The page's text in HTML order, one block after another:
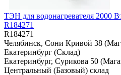
ТЭН для водонагревателя 2000
R184271
R184271
Челябинск, Сони Кривой 38
Екатеринбург (Склад)
Екатеринбург, Сурикова 50
Центральный (Базовый) склад